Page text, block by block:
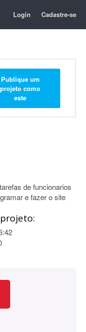
Login Cadastre-se
Publique um
projeto como
este
de funcionarios
e fazer o site